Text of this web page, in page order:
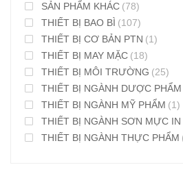
SẢN PHẨM KHÁC (78)
THIẾT BỊ BAO BÌ (107)
THIẾT BỊ CƠ BẢN PTN (1)
THIẾT BỊ MAY MẶC (18)
THIẾT BỊ MÔI TRƯỜNG (25)
THIẾT BỊ NGÀNH DƯỢC PHẨM
THIẾT BỊ NGÀNH MỸ PHẨM (1)
THIẾT BỊ NGÀNH SƠN MỰC IN
THIẾT BỊ NGÀNH THỰC PHẨM